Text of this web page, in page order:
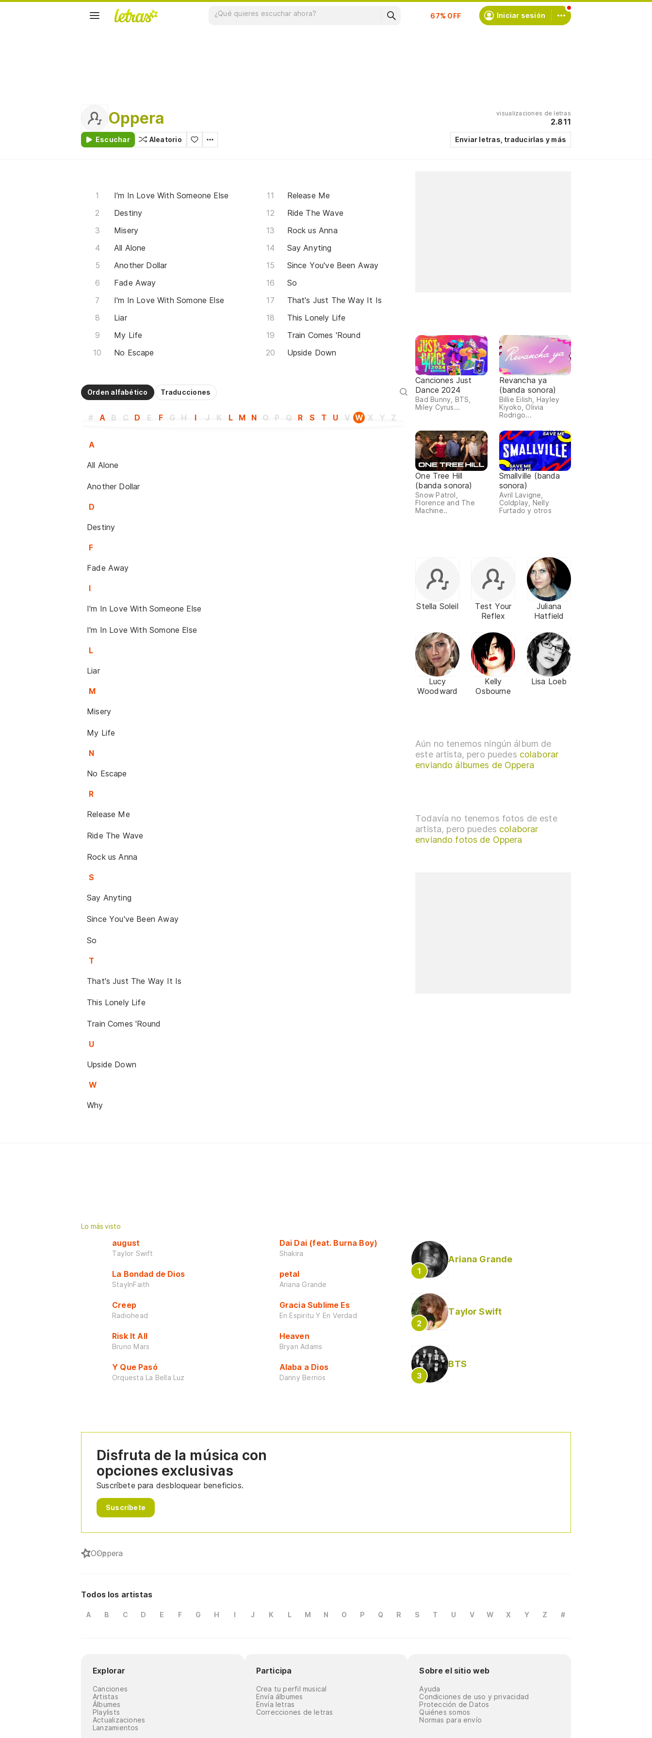
Suscríbete Iniciar sesión
Oppera
Escuchar Aleatorio
visualizaciones de letras
2.811
Enviar letras, traducirlas y más
I'm In Love With Someone Else
Destiny
Misery
All Alone
Another Dollar
Fade Away
I'm In Love With Somone Else
Liar
My Life
No Escape
Release Me
Ride The Wave
Rock us Anna
Say Anyting
Since You've Been Away
So
That's Just The Way It Is
This Lonely Life
Train Comes 'Round
Upside Down
Orden alfabético Traducciones
# A B C D E F G H I J K L M N O P Q R S T U V W X Y Z
A
All Alone
Another Dollar
D
Destiny
F
Fade Away
I
I'm In Love With Someone Else
I'm In Love With Somone Else
L
Liar
M
Misery
My Life
N
No Escape
R
Release Me
Ride The Wave
Rock us Anna
S
Say Anyting
Since You've Been Away
So
T
That's Just The Way It Is
This Lonely Life
Train Comes 'Round
U
Upside Down
W
Why
Canciones Just
Dance 2024
Bad Bunny, BTS,
Miley Cyrus...
Revancha ya
(banda sonora)
Billie Eilish, Hayley
Kiyoko, Olivia
Rodrigo...
One Tree Hill
(banda sonora)
Snow Patrol,
Florence and The
Machine..
Smallville (banda
sonora)
Avril Lavigne,
Coldplay, Nelly
Furtado y otros
Stella Soleil
Test Your
Reflex
Juliana
Hatfield
Lucy
Woodward
Kelly
Osbourne
Lisa Loeb
Aún no tenemos ningún álbum de
este artista, pero puedes colaborar
enviando álbumes de Oppera
Todavía no tenemos fotos de este
artista, pero puedes colaborar
enviando fotos de Oppera
Lo más visto
august
Taylor Swift
La Bondad de Dios
StayInFaith
Creep
Radiohead
Risk It All
Bruno Mars
Y Que Pasó
Orquesta La Bella Luz
Dai Dai (feat. Burna Boy)
Shakira
petal
Ariana Grande
Gracia Sublime Es
En Espiritu Y En Verdad
Heaven
Bryan Adams
Alaba a Dios
Danny Berrios
Ariana Grande
Taylor Swift
BTS
Disfruta de la música con
opciones exclusivas
Suscríbete para desbloquear beneficios.
Suscríbete
OOppera
Todos los artistas
A B C D E F G H I J K L M N O P Q R S T U V W X Y Z #
Explorar
Canciones
Artistas
Álbumes
Playlists
Actualizaciones
Lanzamientos
Participa
Crea tu perfil musical
Envía álbumes
Envía letras
Correcciones de letras
Sobre el sitio web
Ayuda
Condiciones de uso y privacidad
Protección de Datos
Quiénes somos
Normas para envío